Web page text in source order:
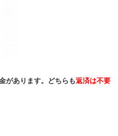
があります。どちらも返済は不要